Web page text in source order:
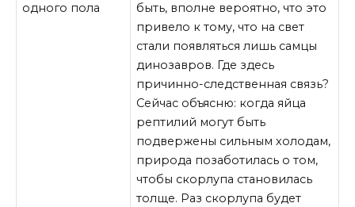
одного пола
быть, вполне вероятно, что это
привело к тому, что на свет
стали появляться лишь самцы
динозавров. Где здесь
причинно-следственная связь?
Сейчас объясню: когда яйца
рептилий могут быть
подвержены сильным холодам,
природа позаботилась о том,
чтобы скорлупа становилась
толще. Раз скорлупа будет